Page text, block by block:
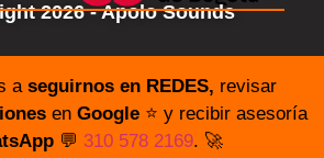
2026 - Apolo Sounds
a seguirnos en REDES, revisar
en Google⭐️ y recibir asesoría
💬 310 578 2169. 🚀